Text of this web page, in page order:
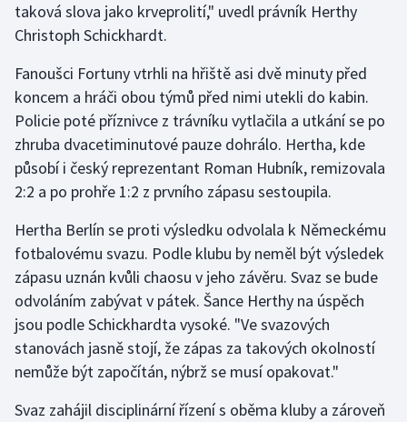
Házená
Judo
Krasobruslení
Lezení
Lyže a snowboard
Moderní pětiboj
Motorsport
Olympijské hry
Parasport
taková slova jako krveprolití," uvedl právník Herthy
Christoph Schickhardt.
Fanoušci Fortuny vtrhli na hřiště asi dvě minuty před
koncem a hráči obou týmů před nimi utekli do kabin.
Policie poté příznivce z trávníku vytlačila a utkání se po
zhruba dvacetiminutové pauze dohrálo. Hertha, kde
působí i český reprezentant Roman Hubník, remizovala
2:2 a po prohře 1:2 z prvního zápasu sestoupila.
Hertha Berlín se proti výsledku odvolala k Německému
fotbalovému svazu. Podle klubu by neměl být výsledek
zápasu uznán kvůli chaosu v jeho závěru. Svaz se bude
odvoláním zabývat v pátek. Šance Herthy na úspěch
jsou podle Schickhardta vysoké. "Ve svazových
stanovách jasně stojí, že zápas za takových okolností
nemůže být započítán, nýbrž se musí opakovat."
Svaz zahájil disciplinární řízení s oběma kluby a zároveň